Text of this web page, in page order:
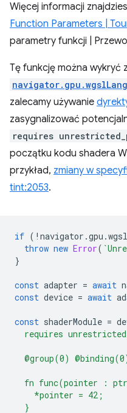
Więcej informacji
Function Parameters |
parametry funkcji |
Tę funkcję można wykryć
zalecamy używanie
zasygnalizować
requires
początku kodu shadera
przykład, zmiany w
tint:2053.
if ( ! navigator .gpu .
throw new Error(
}
const adapter = await
const device = await
const shaderModule =
requires
@group(0)
fn func(pointer :
    *pointer = 42;
  }